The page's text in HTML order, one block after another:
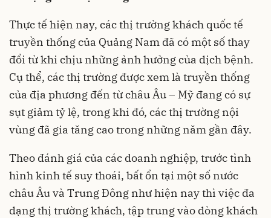
Thực tế hiện nay, các thị trường khách quốc tế
truyền thống của Quảng Nam đã có một số thay
đổi từ khi chịu những ảnh hưởng của dịch bệnh.
Cụ thể, các thị trường được xem là truyền thống
của địa phương đến từ châu Âu – Mỹ đang có sự
sụt giảm tỷ lệ, trong khi đó, các thị trường nội
vùng đã gia tăng cao trong những năm gần đây.
Theo đánh giá của các doanh nghiệp, trước tình
hình kinh tế suy thoái, bất ổn tại một số nước
châu Âu và Trung Đông như hiện nay thì việc đa
dạng thị trường khách, tập trung vào dòng khách